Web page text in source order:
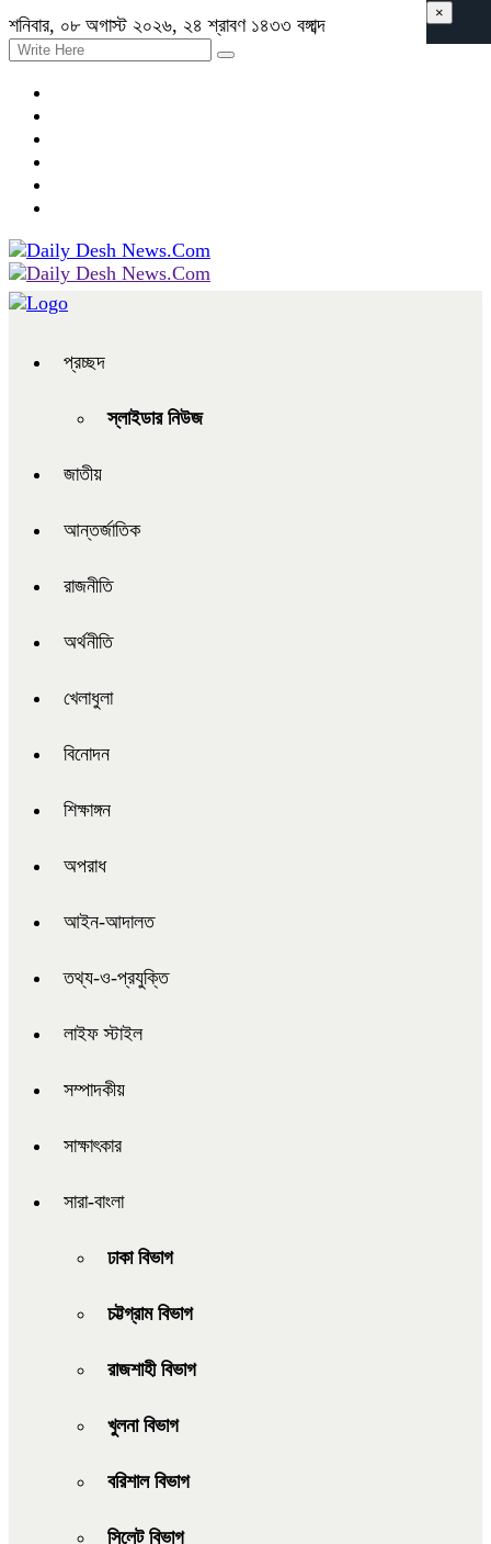
শনিবার, ০৮ অগাস্ট ২০২৬, ২৪ শ্রাবণ ১৪৩৩ বঙ্গাব্দ
প্রচ্ছদ
স্লাইডার নিউজ
জাতীয়
আন্তর্জাতিক
রাজনীতি
অর্থনীতি
খেলাধুলা
বিনোদন
শিক্ষাঙ্গন
অপরাধ
আইন-আদালত
তথ্য-ও-প্রযুক্তি
লাইফ স্টাইল
সম্পাদকীয়
সাক্ষাৎকার
সারা-বাংলা
ঢাকা বিভাগ
চট্টগ্রাম বিভাগ
রাজশাহী বিভাগ
খুলনা বিভাগ
বরিশাল বিভাগ
সিলেট বিভাগ
×